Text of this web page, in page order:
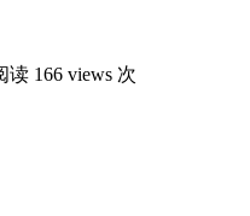
读 166 views 次